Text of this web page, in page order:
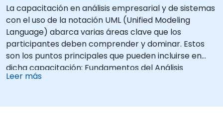
La capacitación en análisis empresarial y de sistemas
con el uso de la notación UML (Unified Modeling
Language) abarca varias áreas clave que los
participantes deben comprender y dominar. Estos
son los puntos principales que pueden incluirse en
dicha capacitación: Fundamentos del Análisis
Empresarial, Uso de la Notación UML, Análisis
Leer más